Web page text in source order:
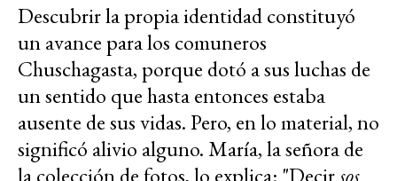
Descubrir la propia identidad constituyó
un avance para los comuneros
Chuschagasta, porque dotó a sus luchas de
un sentido que hasta entonces estaba
ausente de sus vidas. Pero, en lo material, no
significó alivio alguno. María, la señora de
la colección de fotos, lo explica: "Decirsos